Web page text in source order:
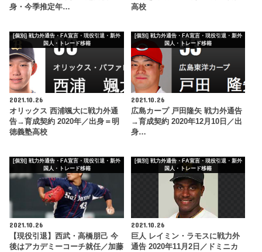
身・今季推定年…
高校
[個別] 戦力外通告・FA宣言・現役引退・新外
国人・トレード移籍
2021.10.26
オリックス 西浦颯大に戦力外通
告→育成契約 2020年／出身＝明
徳義塾高校
[個別] 戦力外通告・FA宣言・現役引退・新外
国人・トレード移籍
2021.10.26
広島カープ 戸田隆矢 戦力外通告
→育成契約 2020年12月10日／出
身…
[個別] 戦力外通告・FA宣言・現役引退・新外
国人・トレード移籍
2021.10.26
【現役引退】西武・高橋朋己 今
後はアカデミーコーチ就任／加藤
[個別] 戦力外通告・FA宣言・現役引退・新外
国人・トレード移籍
2021.10.26
巨人 レイミン・ラモスに戦力外
通告 2020年11月2日／ドミニカ